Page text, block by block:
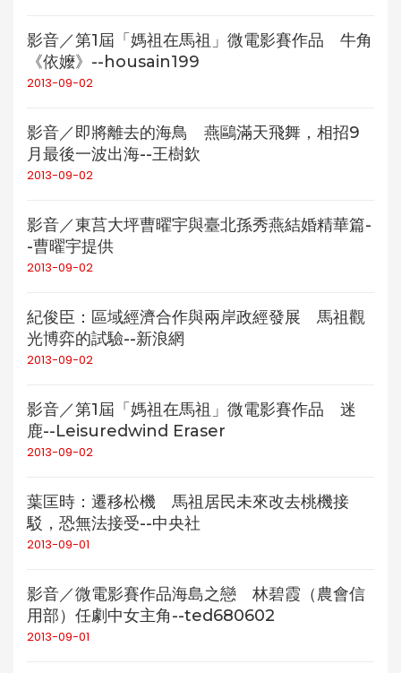
影音／第1屆「媽祖在馬祖」微電影賽作品 牛角
《依嬤》--housain199
2013-09-02
影音／即將離去的海鳥 燕鷗滿天飛舞，相招9
月最後一波出海--王樹欽
2013-09-02
影音／東莒大坪曹曜宇與臺北孫秀燕結婚精華篇-
-曹曜宇提供
2013-09-02
紀俊臣：區域經濟合作與兩岸政經發展 馬祖觀
光博弈的試驗--新浪網
2013-09-02
影音／第1屆「媽祖在馬祖」微電影賽作品 迷
鹿--Leisuredwind Eraser
2013-09-02
葉匡時：遷移松機 馬祖居民未來改去桃機接
駁，恐無法接受--中央社
2013-09-01
影音／微電影賽作品海島之戀 林碧霞（農會信
用部）任劇中女主角--ted680602
2013-09-01